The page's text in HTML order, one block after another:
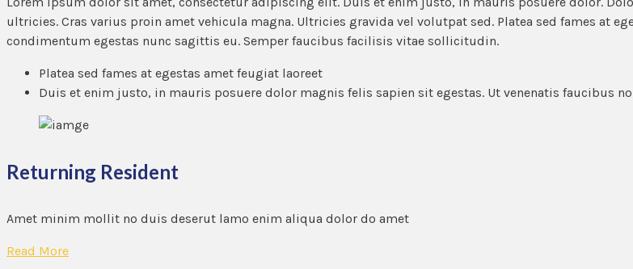
ultricies. Cras varius proin amet vehicula magna. Ultricies gravida vel volutpat sed. Platea sed fames at
condimentum egestas nunc sagittis eu. Semper faucibus facilisis vitae sollicitudin.
Platea sed fames at egestas amet feugiat laoreet
Duis et enim justo, in mauris posuere dolor magnis felis sapien sit egestas. Ut venenatis faucibus
Returning Resident
Amet minim mollit no duis deserut lamo enim aliqua dolor do amet
Read More